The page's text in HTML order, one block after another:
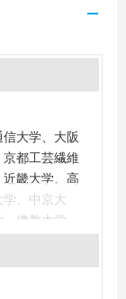
大学、大阪
都工芸繊維
畿大学、高
、中京大
佛教大学、